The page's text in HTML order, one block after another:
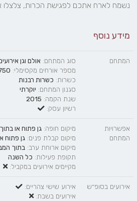
נשמח לארח אתכם לפגישת הכרות, צלצלו אלינו 04-
מידע נוסף
המתחם סוג המתחם: אולם וגן
מספר אורחים מקסימלי:
כשרות: כשרות רבנות
סגנון המתחם: יוקרתי
שנת הקמה: 2015
רשיון עסק:
אפשרויות
המתחם
מיקום חופה:גן פתוח או
מיקום קבלת פנים:גן פתוח
מיקום ארוחת ערב: בתוך
תקופת פעילות: כל השנה
מקיימים אירועים במקביל:
אירועים בסופ״ש
אירוע שישי צהריים:
אירועים בשבת: